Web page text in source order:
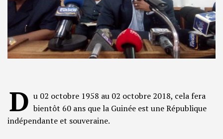
D u 02 octobre 1958 au 02 octobre 2018, cela fera
bientôt 60 ans que la Guinée est une République
indépendante et souveraine.